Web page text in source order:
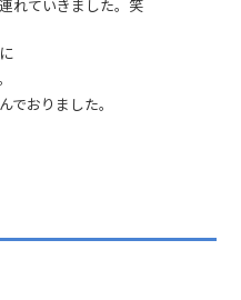
れていきました。笑
でおりました。